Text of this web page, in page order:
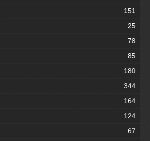
151
25
78
85
180
344
164
124
67